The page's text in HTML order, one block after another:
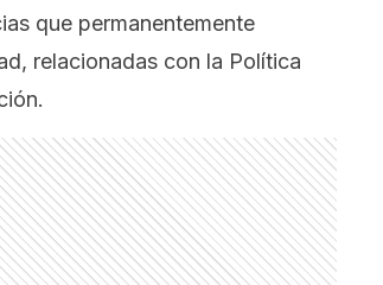
que permanentemente
relacionadas con la Política